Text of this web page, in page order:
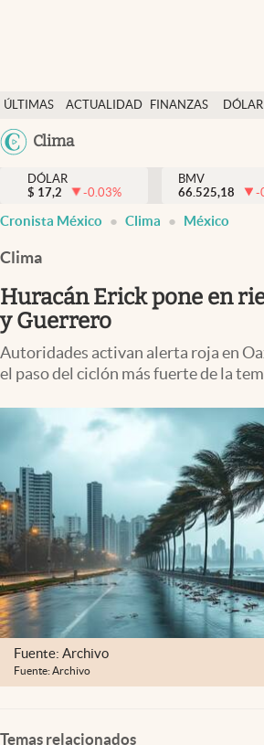
ÚLTIMAS
NOTICIAS
ACTUALIDAD
FINANZAS
Clima
Actualidad
Finanzas y economía
Dólar y mercados
Pc y celular
Vida y estilo
Mediakit
abre en nueva pestaña
México
DÓLAR
$ 17,2 -0.03%
BMV
66.525,18
-
Cronista México Clima México
Clima
Huracán Erick pone en
y Guerrero
Autoridades activan alerta roja en
el paso del ciclón más fuerte de la
Fuente: Archivo
Fuente: Archivo
Temas relacionados